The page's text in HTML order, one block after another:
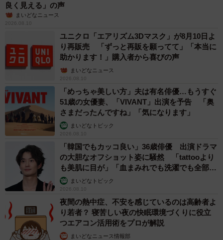
6/7
ぬいぐるみで遊ぶひまりちゃん
良く見える」の声
まいどなニュース
2026.08.10
ユニクロ「エアリズム3Dマスク」が8月10日よ
り再販売 「ずっと再販を願ってて」「本当に
助かります！」購入者から喜びの声
まいどなニュース
2026.08.10
「めっちゃ美しい方」夫は有名俳優…もうすぐ
51歳の女優妻、「VIVANT」出演を予告 「奥
さまだったんですね」「気になります」
まいどなトピック
2026.08.10
「韓国でもカッコ良い」36歳俳優 出演ドラマ
の大胆なオフショット姿に騒然 「tattooより
も美肌に目が」「血まみれでも洗濯でも全部か
っこいい」
まいどなトピック
2026.08.10
夜間の熱中症、不安を感じているのは高齢者よ
り若者？ 寝苦しい夜の快眠環境づくりに役立
つエアコン活用術をプロが解説
まいどなニュース情報部